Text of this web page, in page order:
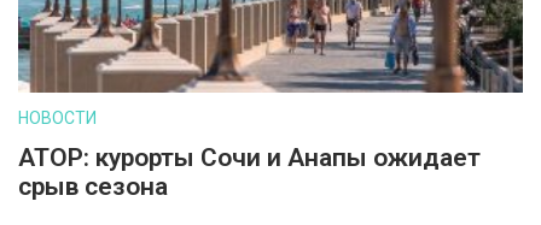
НОВОСТИ
АТОР: курорты Сочи и Анапы ожидает
срыв сезона